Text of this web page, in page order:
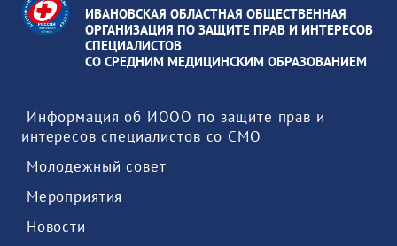
ИВАНОВСКАЯ ОБЛАСТНАЯ ОБЩЕСТВЕННАЯ
ОРГАНИЗАЦИЯ ПО ЗАЩИТЕ ПРАВ И ИНТЕРЕСОВ
СПЕЦИАЛИСТОВ
СО СРЕДНИМ МЕДИЦИНСКИМ ОБРАЗОВАНИЕМ
интересов специалистов со СМО
Молодежный совет
Мероприятия
Новости